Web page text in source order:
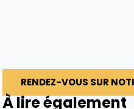
RENDEZ-VOUS SUR
À lire également